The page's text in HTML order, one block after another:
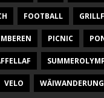
FOOTBALL
PICNIC
VELO WÄIWANDERUNG